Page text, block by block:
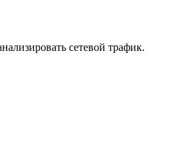
сетевой трафик.